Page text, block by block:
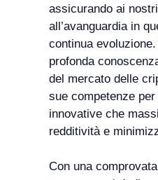
assicurando ai
all’avanguardia in
continua
profonda
del mercato delle
sue competenze
innovative che
redditività e
Con una